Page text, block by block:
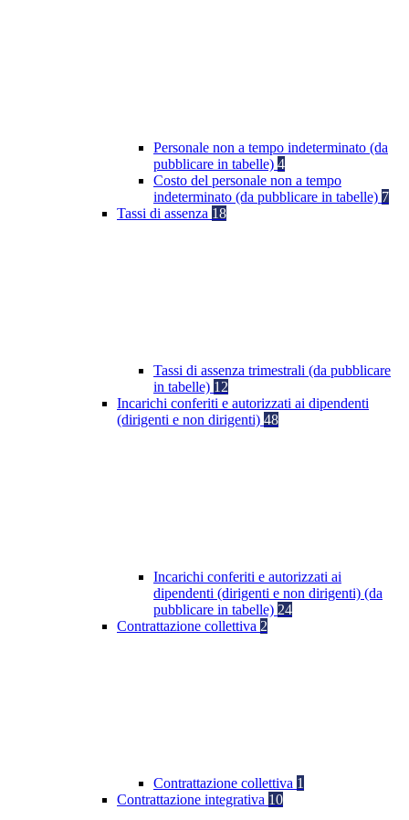
Personale non a tempo indeterminato (da
pubblicare in tabelle) 4
Costo del personale non a tempo
indeterminato (da pubblicare in tabelle) 7
Tassi di assenza 18
Tassi di assenza trimestrali (da pubblicare
in tabelle) 12
Incarichi conferiti e autorizzati ai dipendenti
(dirigenti e non dirigenti) 48
Incarichi conferiti e autorizzati ai
dipendenti (dirigenti e non dirigenti) (da
pubblicare in tabelle) 24
Contrattazione collettiva 2
Contrattazione collettiva 1
Contrattazione integrativa 10